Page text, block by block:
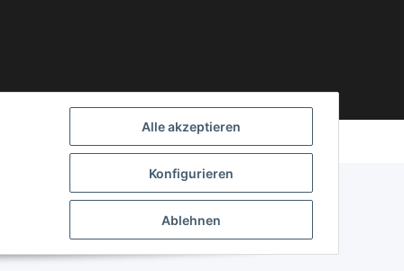
Alle akzeptieren
Konfigurieren
Ablehnen
Powered byJTL-Shop